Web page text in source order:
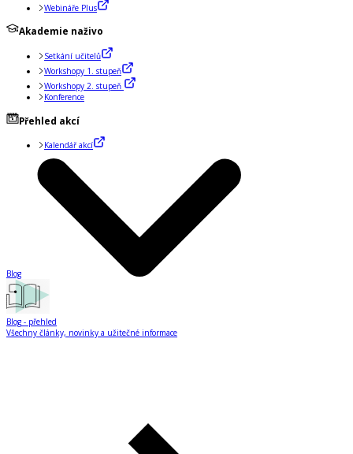
Webináře Plus
Akademie naživo
Setkání učitelů
Workshopy 1. stupeň
Workshopy 2. stupeň
Konference
Přehled akcí
Kalendář akcí
Blog
Blog - přehled
Všechny články, novinky a užitečné informace